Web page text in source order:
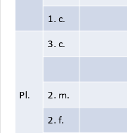
1. c.
Pl.
3. c.
2. m.
2. f.